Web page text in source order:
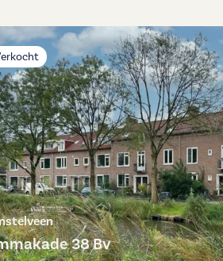
38 Bv